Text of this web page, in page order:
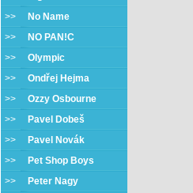
>>
No Name
>>
NO PAN!C
>> Olympic
>> Ondřej Hejma
>> Ozzy Osbourne
>>
Pavel Dobeš
>>
Pavel Novák
>>
Pet Shop Boys
>>
Peter Nagy